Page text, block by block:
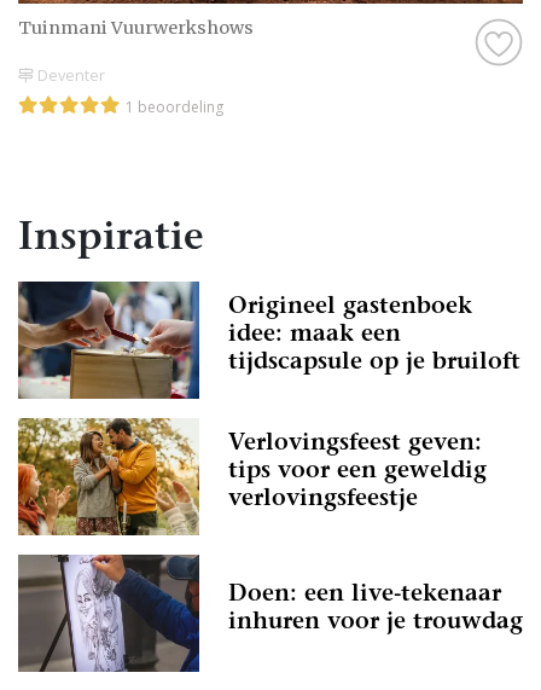
Tuinmani Vuurwerkshows
Deventer
1 beoordeling
Inspiratie
Origineel gastenboek
idee: maak een
tijdscapsule op je bruiloft
Verlovingsfeest geven:
tips voor een geweldig
verlovingsfeestje
Doen: een live-tekenaar
inhuren voor je trouwdag